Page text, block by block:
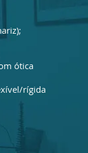
ótica
rígida